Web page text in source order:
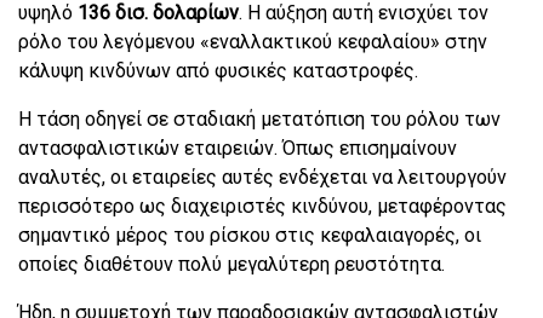
υψηλό 136 δισ. δολαρίων. Η αύξηση αυτή ενισχύει τον
ρόλο του λεγόμενου «εναλλακτικού κεφαλαίου» στην
κάλυψη κινδύνων από φυσικές καταστροφές.
Η τάση οδηγεί σε σταδιακή μετατόπιση του ρόλου των
αντασφαλιστικών εταιρειών. Όπως επισημαίνουν
αναλυτές, οι εταιρείες αυτές ενδέχεται να λειτουργούν
περισσότερο ως διαχειριστές κινδύνου, μεταφέροντας
σημαντικό μέρος του ρίσκου στις κεφαλαιαγορές, οι
οποίες διαθέτουν πολύ μεγαλύτερη ρευστότητα.
Ήδη, η συμμετοχή των παραδοσιακών αντασφαλιστών